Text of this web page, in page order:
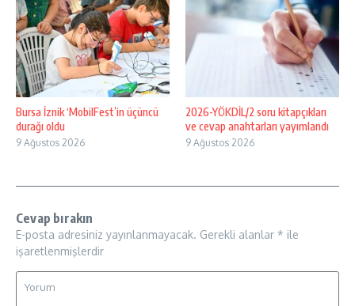
Bursa İznik ‘MobilFest’in üçüncü
durağı oldu
9 Ağustos 2026
2026-YÖKDİL/2 soru kitapçıkları
ve cevap anahtarları yayımlandı
9 Ağustos 2026
Cevap bırakın
E-posta adresiniz yayınlanmayacak. Gerekli alanlar * ile
işaretlenmişlerdir